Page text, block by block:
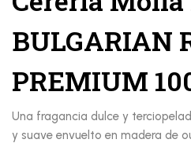
BULGARIAN
PREMIUM
Una fragancia dulce y
y suave envuelto en madera de